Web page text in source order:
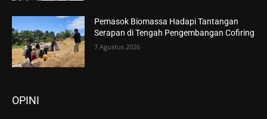
Pemasok Biomassa Hadapi Tantangan
Serapan di Tengah Pengembangan Cofiring
7 Agustus 2026
OPINI